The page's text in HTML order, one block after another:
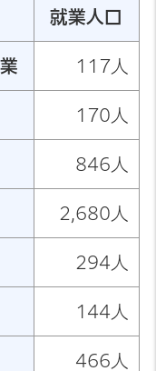
就業人口
117人
170人
846人
2,680人
294人
144人
466人